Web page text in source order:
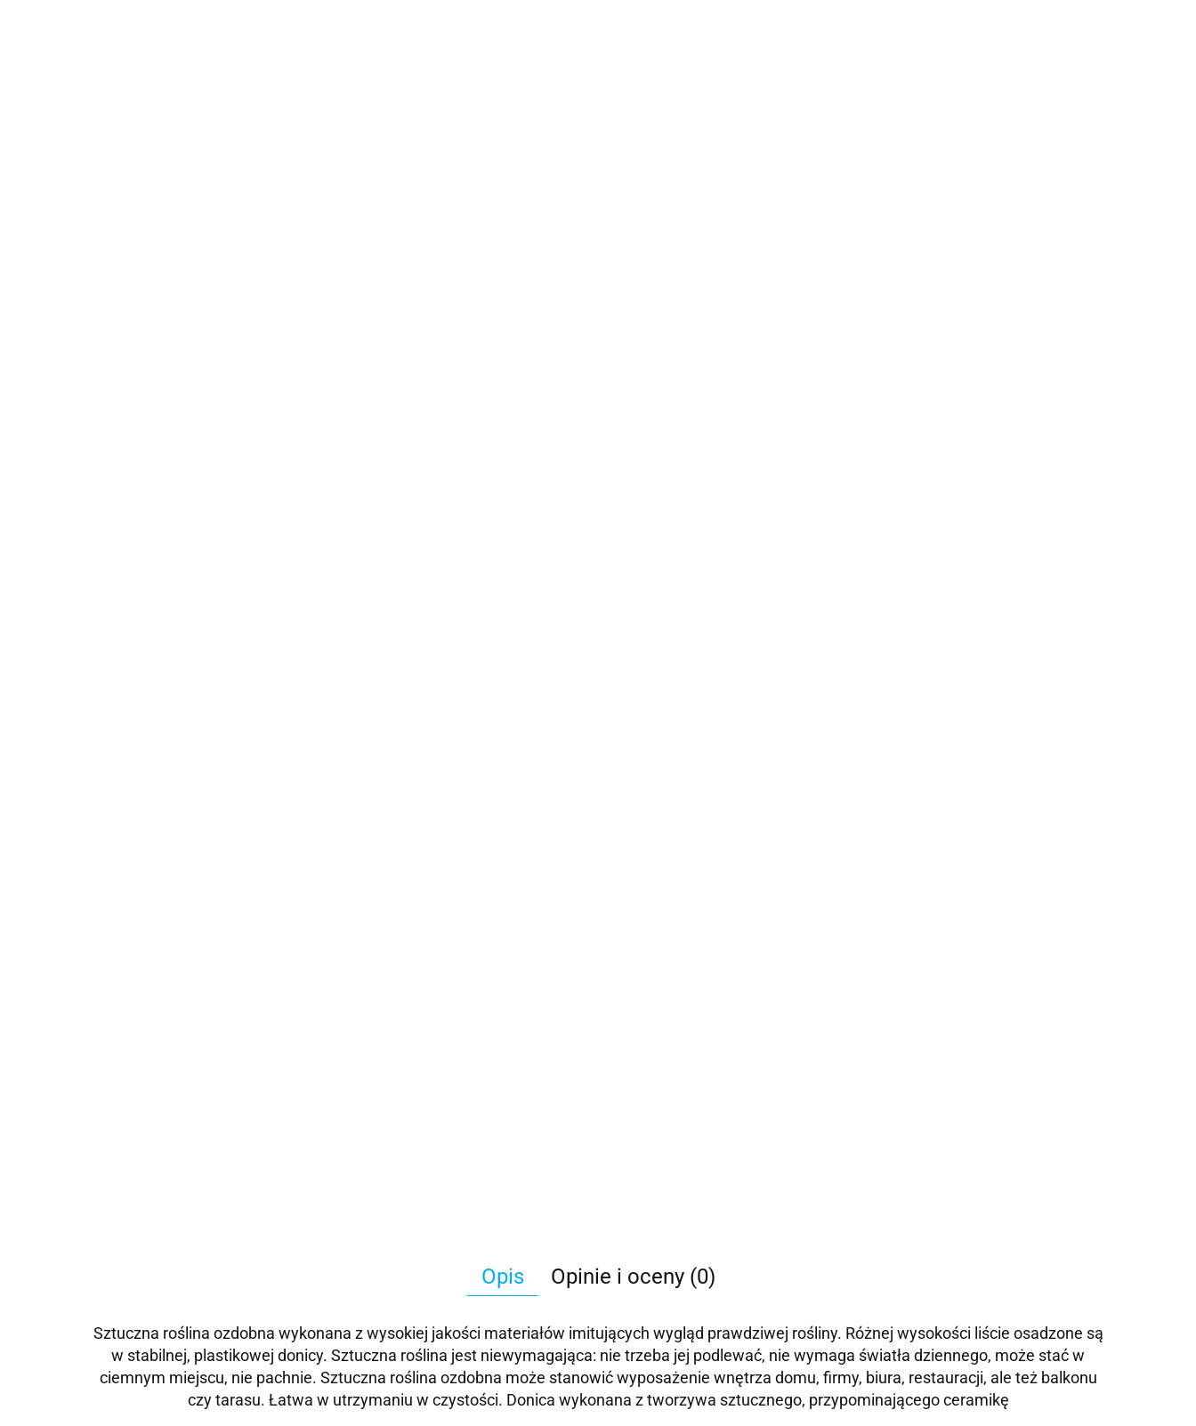
Opis Opinie i oceny (0)
Sztuczna roślina ozdobna wykonana z wysokiej jakości materiałów imitujących wygląd prawdziwej rośliny. Różnej wysokości liście osadzone są
w stabilnej, plastikowej donicy. Sztuczna roślina jest niewymagająca: nie trzeba jej podlewać, nie wymaga światła dziennego, może stać w
ciemnym miejscu, nie pachnie. Sztuczna roślina ozdobna może stanowić wyposażenie wnętrza domu, firmy, biura, restauracji, ale też balkonu
czy tarasu. Łatwa w utrzymaniu w czystości. Donica wykonana z tworzywa sztucznego, przypominającego ceramikę